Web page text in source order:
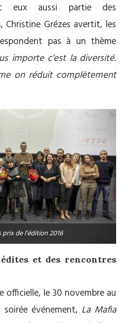
eux aussi partie des
Grézes avertit, les
pas à un thème
importe c’est la diversité.
on réduit complètement
prix de l’édition 2016
et des rencontres
officielle, le 30 novembre au
soirée événement, La Mafia